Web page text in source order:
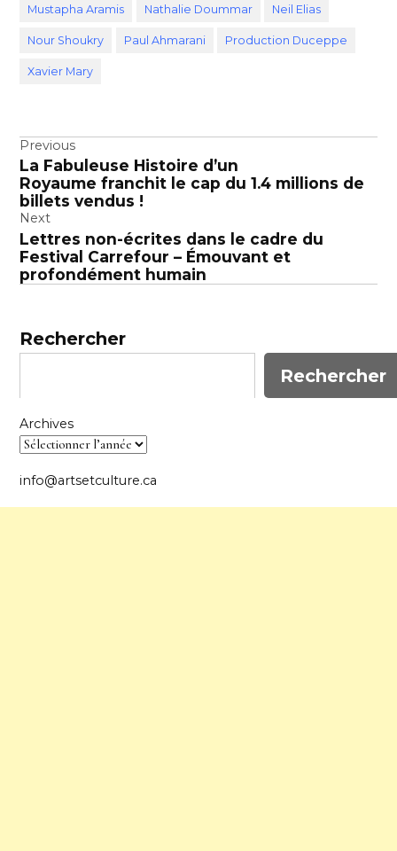
Mustapha Aramis Nathalie Doummar Neil Elias
Nour Shoukry Paul Ahmarani Production Duceppe
Xavier Mary
Navigation
de
l’article
Previous
La Fabuleuse Histoire d’un
Royaume franchit le cap du 1.4 millions de
billets vendus !
Next
Lettres non-écrites dans le cadre du
Festival Carrefour – Émouvant et
profondément humain
Rechercher
Rechercher
Archives
info@artsetculture.ca